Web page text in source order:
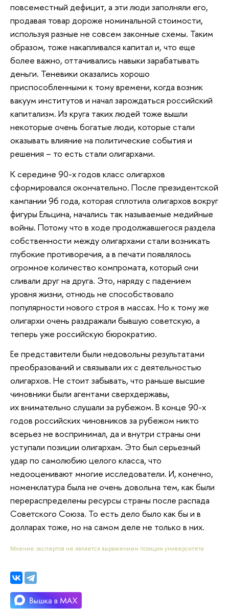
повсеместный дефицит, а эти люди заполняли его,
продавая товар дороже номинальной стоимости,
используя разные не совсем законные схемы. Таким
образом, тоже накапливался капитал и, что еще
более важно, оттачивались навыки зарабатывать
деньги. Теневики оказались хорошо
приспособленными к тому времени, когда возник
вакуум институтов и начал зарождаться российский
капитализм. Из круга таких людей тоже вышли
некоторые очень богатые люди, которые стали
оказывать влияние на политические события и
решения – то есть стали олигархами.
К середине 90-х годов класс олигархов
сформировался окончательно. После президентской
кампании 96 года, которая сплотила олигархов вокруг
фигуры Ельцина, начались так называемые медийные
войны. Потому что в ходе продолжавшегося раздела
собственности между олигархами стали возникать
глубокие противоречия, а в печати появлялось
огромное количество компромата, который они
сливали друг на друга. Это, наряду с падением
уровня жизни, отнюдь не способствовало
популярности нового строя в массах. Но к тому же
олигархи очень раздражали бывшую советскую, а
теперь уже российскую бюрократию.
Ее представители были недовольны результатами
преобразований и связывали их с деятельностью
олигархов. Не стоит забывать, что раньше высшие
чиновники были агентами сверхдержавы,
их внимательно слушали за рубежом. В конце 90-х
годов российских чиновников за рубежом никто
всерьез не воспринимал, да и внутри страны они
уступали позиции олигархам. Это был серьезный
удар по самолюбию целого класса, что
недооценивают многие исследователи. И, конечно,
номенклатура была не очень довольна тем, как были
перераспределены ресурсы страны после распада
Советского Союза. То есть дело было как бы и в
долларах тоже, но на самом деле не только в них.
Мнение экспертов не является выражением позиции университета